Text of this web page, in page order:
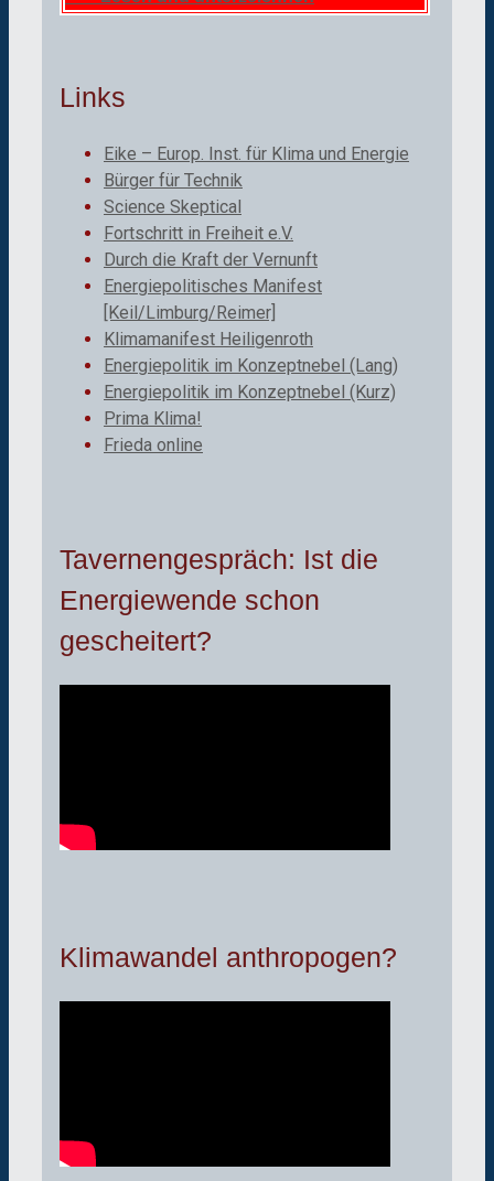
Links
Eike – Europ. Inst. für Klima und Energie
Bürger für Technik
Science Skeptical
Fortschritt in Freiheit e.V.
Durch die Kraft der Vernunft
Energiepolitisches Manifest
[Keil/Limburg/Reimer]
Klimamanifest Heiligenroth
Energiepolitik im Konzeptnebel (Lang)
Energiepolitik im Konzeptnebel (Kurz)
Prima Klima!
Frieda online
Tavernengespräch: Ist die
Energiewende schon
gescheitert?
Klimawandel anthropogen?